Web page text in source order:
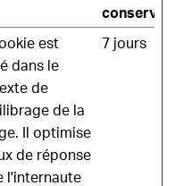
est
dans le
de
de la
Il optimise
de réponse
l'internaute
7 jours